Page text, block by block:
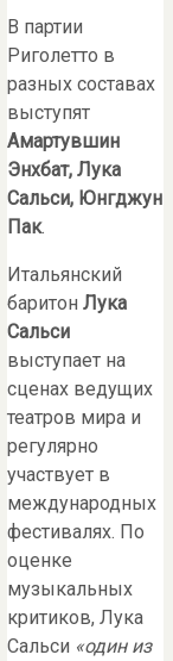
В партии
Риголетто в
разных составах
выступят
Амартувшин
Энхбат, Лука
Сальси, Юнгджун
Пак.
Итальянский
баритон Лука
Сальси
выступает на
сценах ведущих
театров мира и
регулярно
участвует в
международных
фестивалях. По
оценке
музыкальных
критиков, Лука
Сальси «один из